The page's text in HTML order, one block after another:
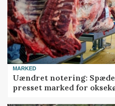
MARKED
Uændret notering:
presset marked for